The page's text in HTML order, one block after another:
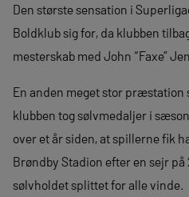
Den største sensation i
Boldklub sig for, da klubben
mesterskab med John “Faxe”
En anden meget stor præstation
klubben tog sølvmedaljer i
over et år siden, at spillerne fik
Brøndby Stadion efter en sejr på
sølvholdet splittet for alle vinde.